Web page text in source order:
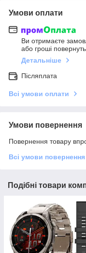
Умови оплати
Ви отримаєте
або гроші
Детальніше
Післяплата
Всі умови оплати
Умови повернення
Повернення товару
Всі умови повернення
Подібні товари